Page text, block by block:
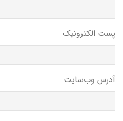
پست الکترونیک
آدرس وب‌سایت